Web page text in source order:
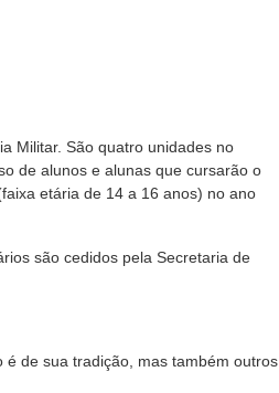
Militar. São quatro unidades no
de alunos e alunas que cursarão o
etária de 14 a 16 anos) no ano
são cedidos pela Secretaria de
de sua tradição, mas também outros